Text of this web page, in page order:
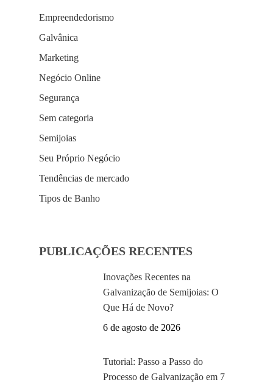
Empreendedorismo
Galvânica
Marketing
Negócio Online
Segurança
Sem categoria
Semijoias
Seu Próprio Negócio
Tendências de mercado
Tipos de Banho
PUBLICAÇÕES RECENTES
Inovações Recentes na
Galvanização de Semijoias: O
Que Há de Novo?
6 de agosto de 2026
Tutorial: Passo a Passo do
Processo de Galvanização em 7